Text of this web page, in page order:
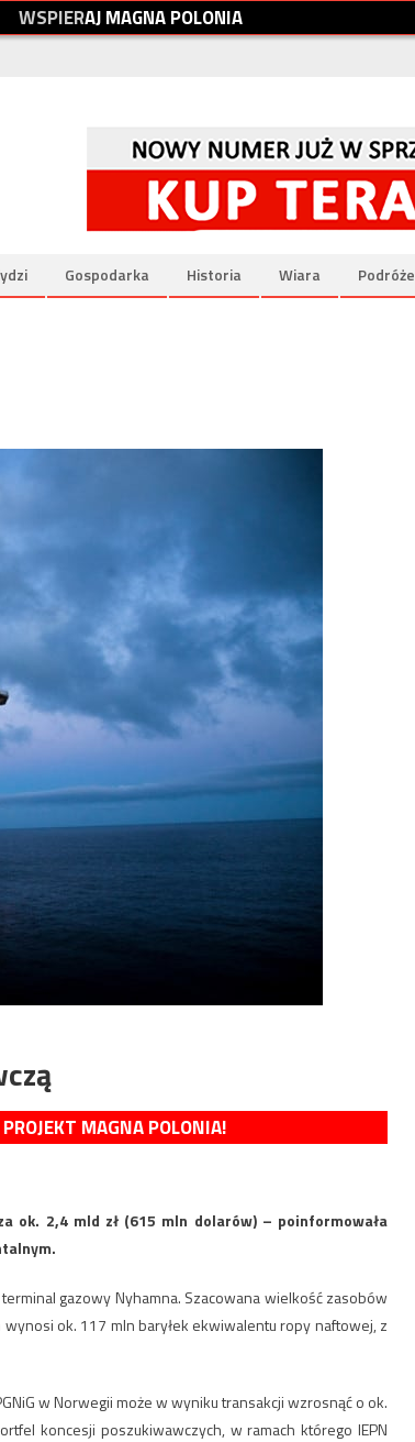
WSPIERAJMAGNAPOLONIA
Gospodarka Historia Wiara Podróże
MAGNA POLONIA!
ok. 2,4 mld zł (615 mln dolarów) – poinformowała
gazowy Nyhamna. Szacowana wielkość zasobów
ok. 117 mln baryłek ekwiwalentu ropy naftowej, z
w Norwegii może w wyniku transakcji wzrosnąć o ok.
koncesji poszukiwawczych, w ramach którego IEPN